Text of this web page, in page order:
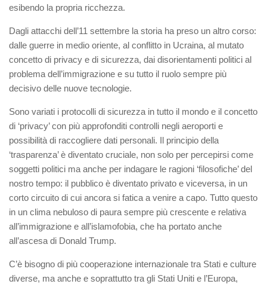
esibendo la propria ricchezza.
Dagli attacchi dell’11 settembre la storia ha preso un altro corso:
dalle guerre in medio oriente, al conflitto in Ucraina, al mutato
concetto di privacy e di sicurezza, dai disorientamenti politici al
problema dell’immigrazione e su tutto il ruolo sempre più
decisivo delle nuove tecnologie.
Sono variati i protocolli di sicurezza in tutto il mondo e il concetto
di ‘privacy’ con più approfonditi controlli negli aeroporti e
possibilità di raccogliere dati personali. Il principio della
‘trasparenza’ è diventato cruciale, non solo per percepirsi come
soggetti politici ma anche per indagare le ragioni ‘filosofiche’ del
nostro tempo: il pubblico è diventato privato e viceversa, in un
corto circuito di cui ancora si fatica a venire a capo. Tutto questo
in un clima nebuloso di paura sempre più crescente e relativa
all’immigrazione e all’islamofobia, che ha portato anche
all’ascesa di Donald Trump.
C’è bisogno di più cooperazione internazionale tra Stati e culture
diverse, ma anche e soprattutto tra gli Stati Uniti e l’Europa,